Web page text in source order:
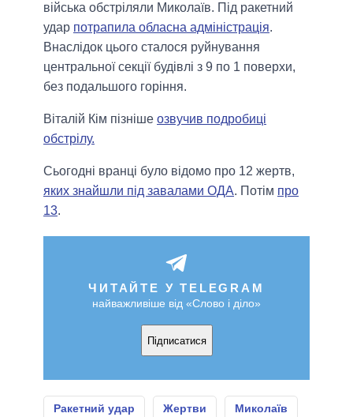
війська обстріляли Миколаїв. Під ракетний
удар потрапила обласна адміністрація.
Внаслідок цього сталося руйнування
центральної секції будівлі з 9 по 1 поверхи,
без подальшого горіння.
Віталій Кім пізніше озвучив подробиці
обстрілу.
Сьогодні вранці було відомо про 12 жертв,
яких знайшли під завалами ОДА. Потім про
13.
ЧИТАЙТЕ У TELEGRAM
найважливіше від «Слово і діло»
Підписатися
Ракетний удар Жертви Миколаїв